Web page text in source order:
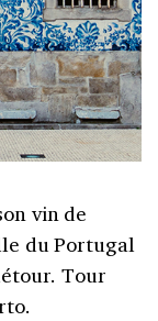
vin de
du Portugal
Tour